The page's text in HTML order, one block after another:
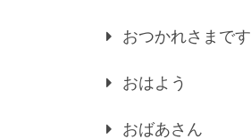
おつかれさまです
おはよう
おばあさん